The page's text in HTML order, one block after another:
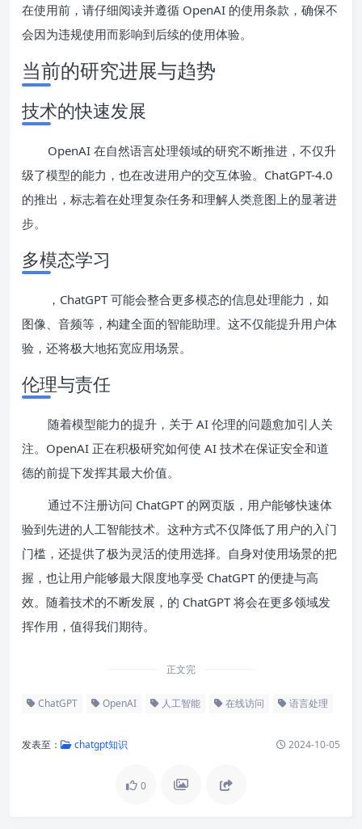
在使用前，请仔细阅读并遵循 OpenAI 的使用条款，确保不
会因为违规使用而影响到后续的使用体验。
当前的研究进展与趋势
技术的快速发展
OpenAI 在自然语言处理领域的研究不断推进，不仅升
级了模型的能力，也在改进用户的交互体验。ChatGPT-4.0
的推出，标志着在处理复杂任务和理解人类意图上的显著进
步。
多模态学习
，ChatGPT 可能会整合更多模态的信息处理能力，如
图像、音频等，构建全面的智能助理。这不仅能提升用户体
验，还将极大地拓宽应用场景。
伦理与责任
随着模型能力的提升，关于 AI 伦理的问题愈加引人关
注。OpenAI 正在积极研究如何使 AI 技术在保证安全和道
德的前提下发挥其最大价值。
通过不注册访问 ChatGPT 的网页版，用户能够快速体
验到先进的人工智能技术。这种方式不仅降低了用户的入门
门槛，还提供了极为灵活的使用选择。自身对使用场景的把
握，也让用户能够最大限度地享受 ChatGPT 的便捷与高
效。随着技术的不断发展，的 ChatGPT 将会在更多领域发
挥作用，值得我们期待。
正文完
ChatGPT OpenAI 人工智能 在线访问 语言处理
发表至： chatgpt知识 2024-10-05
0